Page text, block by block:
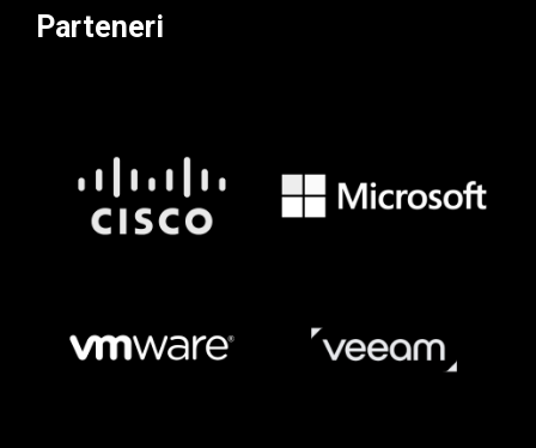
Parteneri